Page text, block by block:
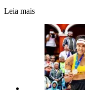
Leia mais